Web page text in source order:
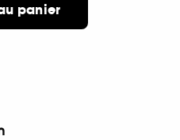
panier